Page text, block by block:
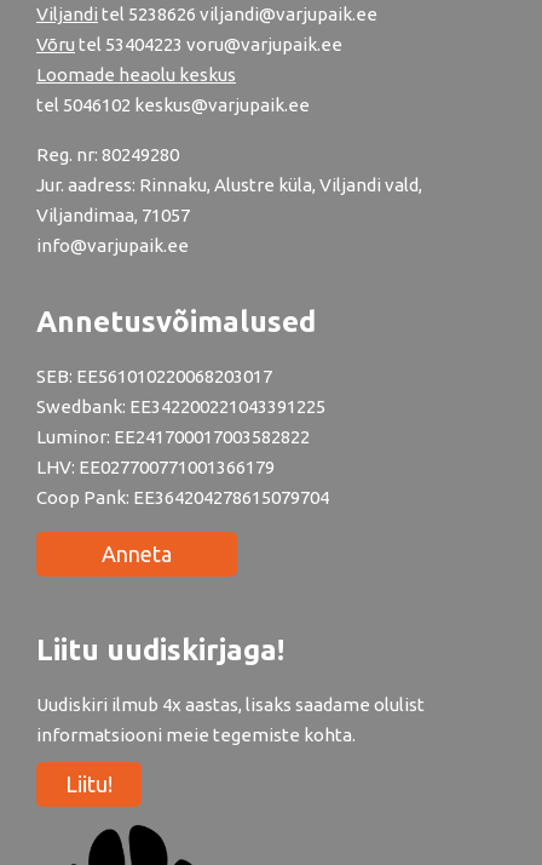
Viljandi tel 5238626 viljandi@varjupaik.ee
Võru tel 53404223 voru@varjupaik.ee
Loomade heaolu keskus
tel 5046102 keskus@varjupaik.ee
Reg. nr: 80249280
Jur. aadress: Rinnaku, Alustre küla, Viljandi vald,
Viljandimaa, 71057
info@varjupaik.ee
Annetusvõimalused
SEB: EE561010220068203017
Swedbank: EE342200221043391225
Luminor: EE241700017003582822
LHV: EE027700771001366179
Coop Pank: EE364204278615079704
Anneta
Liitu uudiskirjaga!
Uudiskiri ilmub 4x aastas, lisaks saadame olulist
informatsiooni meie tegemiste kohta.
Liitu!